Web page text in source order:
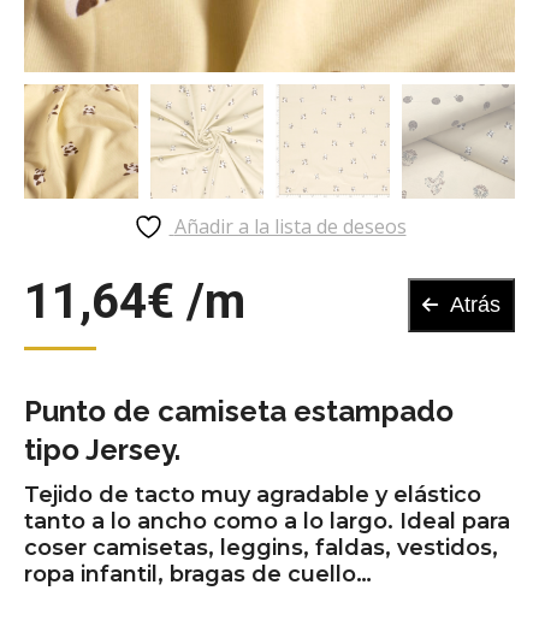
Añadir a la lista de deseos
Atrás
11,64€
Punto de camiseta estampado
tipo Jersey.
Tejido de tacto muy agradable y elástico
tanto a lo ancho como a lo largo. Ideal para
coser camisetas, leggins, faldas, vestidos,
ropa infantil, bragas de cuello…